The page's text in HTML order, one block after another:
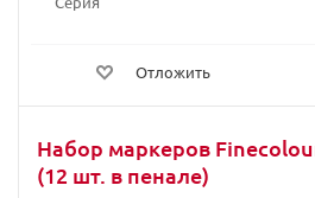
Отложить
Набор маркеров
(12 шт. в пенале)